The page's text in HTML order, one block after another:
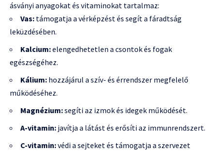
ásványi anyagokat és vitaminokat tartalmaz:
Vas: támogatja a vérképzést és segít a fáradtság
leküzdésében.
Kalcium:elengedhetetlen a csontok és fogak
egészségéhez.
Kálium: hozzájárul a szív- és érrendszer megfelelő
működéséhez.
Magnézium:segíti az izmok és idegek működését.
A-vitamin: javítja a látást és erősíti az immunrendszert.
C-vitamin:védi a sejteket és támogatja a szervezet